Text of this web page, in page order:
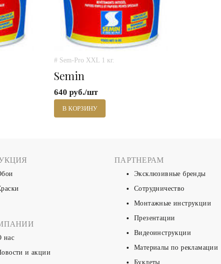
# Sem-Pro XXL 1 кг.
Semin
640 руб./шт
В КОРЗИНУ
нас
и акции
ПАРТНЕРАМ
Эксклюзивные бренды
Сотрудничество
Монтажные инструкции
Презентации
Видеоинструкции
Материалы по рекламации
Буклеты